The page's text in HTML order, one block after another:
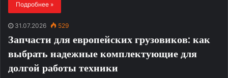
Подробнее »
31.07.2026 529
Запчасти для европейских грузовиков: как
выбрать надежные комплектующие для
долгой работы техники